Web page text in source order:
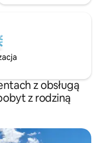
z obsługą
z rodziną